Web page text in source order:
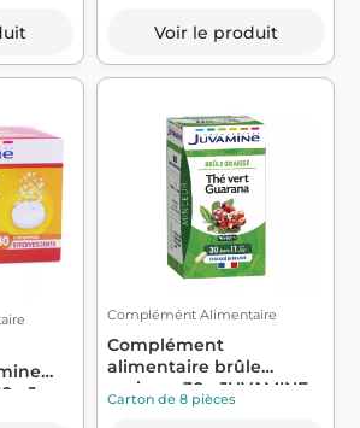
Voir le produit
J...
Complémént Alimentaire
Complément
alimentaire brûle
graisse x30 - JUVAMINE
Carton de 8 pièces